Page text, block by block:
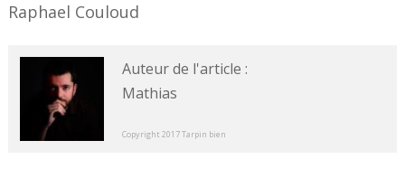
Raphael Couloud
Auteur de l'article :
Mathias
Copyright 2017 Tarpin bien